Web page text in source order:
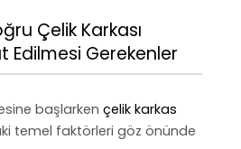
Çelik Karkası
Edilmesi Gerekenler
başlarken çelik karkas
temel faktörleri göz önünde